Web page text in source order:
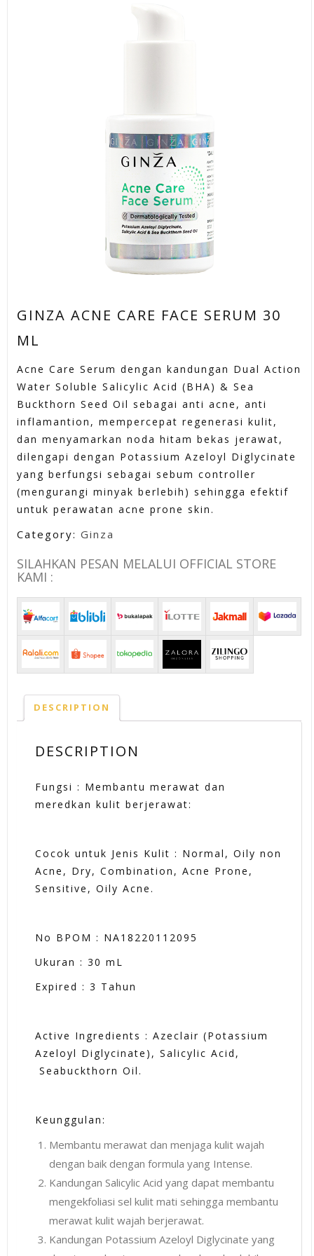
GINZA ACNE CARE FACE SERUM 30
ML
Acne Care Serum dengan kandungan Dual Action
Water Soluble Salicylic Acid (BHA) & Sea
Buckthorn Seed Oil sebagai anti acne, anti
inflamantion, mempercepat regenerasi kulit,
dan menyamarkan noda hitam bekas jerawat,
dilengapi dengan Potassium Azeloyl Diglycinate
yang berfungsi sebagai sebum controller
(mengurangi minyak berlebih) sehingga efektif
untuk perawatan acne prone skin.
Category: Ginza
SILAHKAN PESAN MELALUI OFFICIAL STORE
KAMI :
DESCRIPTION
DESCRIPTION
Fungsi : Membantu merawat dan
meredkan kulit berjerawat:
Cocok untuk Jenis Kulit : Normal, Oily non
Acne, Dry, Combination, Acne Prone,
Sensitive, Oily Acne.
No BPOM : NA18220112095
Ukuran : 30 mL
Expired : 3 Tahun
Active Ingredients : Azeclair (Potassium
Azeloyl Diglycinate), Salicylic Acid,
Seabuckthorn Oil.
Keunggulan:
Membantu merawat dan menjaga kulit wajah
dengan baik dengan formula yang Intense.
Kandungan Salicylic Acid yang dapat membantu
mengekfoliasi sel kulit mati sehingga membantu
merawat kulit wajah berjerawat.
Kandungan Potassium Azeloyl Diglycinate yang